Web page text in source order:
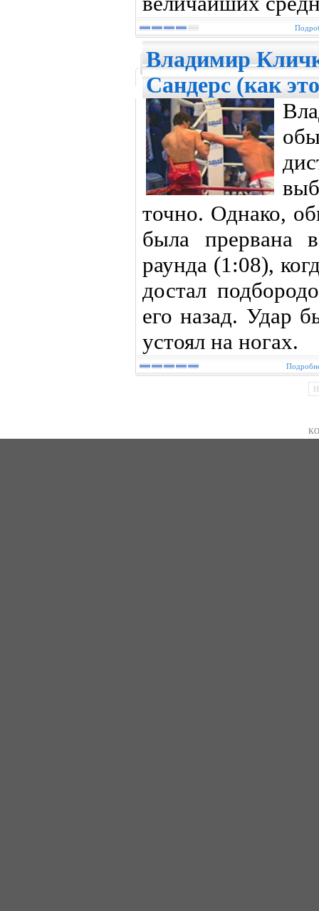
Владимир
Сандерс (как
точно. Однако,
была прервана
раунда (1:08),
достал
его назад. Удар
устоял на ногах.